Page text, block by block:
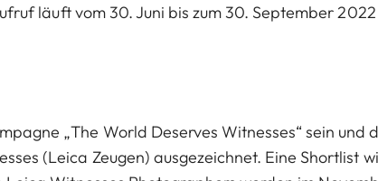
läuft vom 30. Juni bis zum 30. September 2022
„The World Deserves Witnesses“ sein und
(Leica Zeugen) ausgezeichnet. Eine Shortlist